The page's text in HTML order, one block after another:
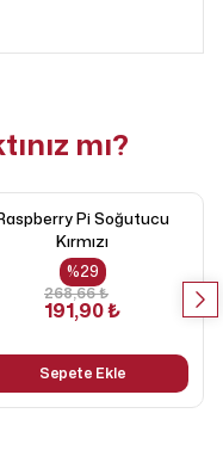
mı?
Pi Soğutucu
Kırmızı
%29
268,66 ₺
191,90 ₺
Sepete Ekle